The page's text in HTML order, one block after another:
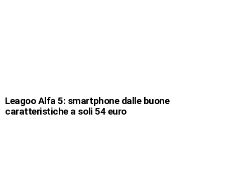
Leagoo Alfa 5: smartphone dalle buone
caratteristiche a soli 54 euro